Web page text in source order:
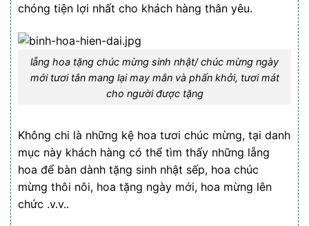
chóng tiện lợi nhất cho khách hàng thân yêu.
lẵng hoa tặng chúc mừng sinh nhật/ chúc mừng ngày
mới tươi tắn mang lại may mắn và phấn khởi, tươi mát
cho người được tặng
Không chi là những kệ hoa tươi chúc mừng, tại danh
mục này khách hàng có thể tìm thấy những lẵng
hoa để bàn dành tặng sinh nhật sếp, hoa chúc
mừng thôi nôi, hoa tặng ngày mới, hoa mừng lên
chức .v.v..